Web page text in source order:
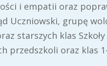
i empatii oraz
Uczniowski, grupę
starszych klas
przedszkoli oraz klas